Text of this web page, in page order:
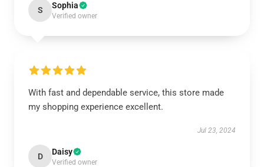
S Sophia
Verified owner
With fast and dependable service, this store made
my shopping experience excellent.
Jul 23, 2024
D Daisy
Verified owner